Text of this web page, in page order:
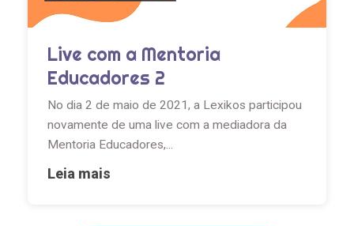
Live com a Mentoria
Educadores 2
No dia 2 de maio de 2021, a Lexikos participou
novamente de uma live com a mediadora da
Mentoria Educadores,...
Leia mais